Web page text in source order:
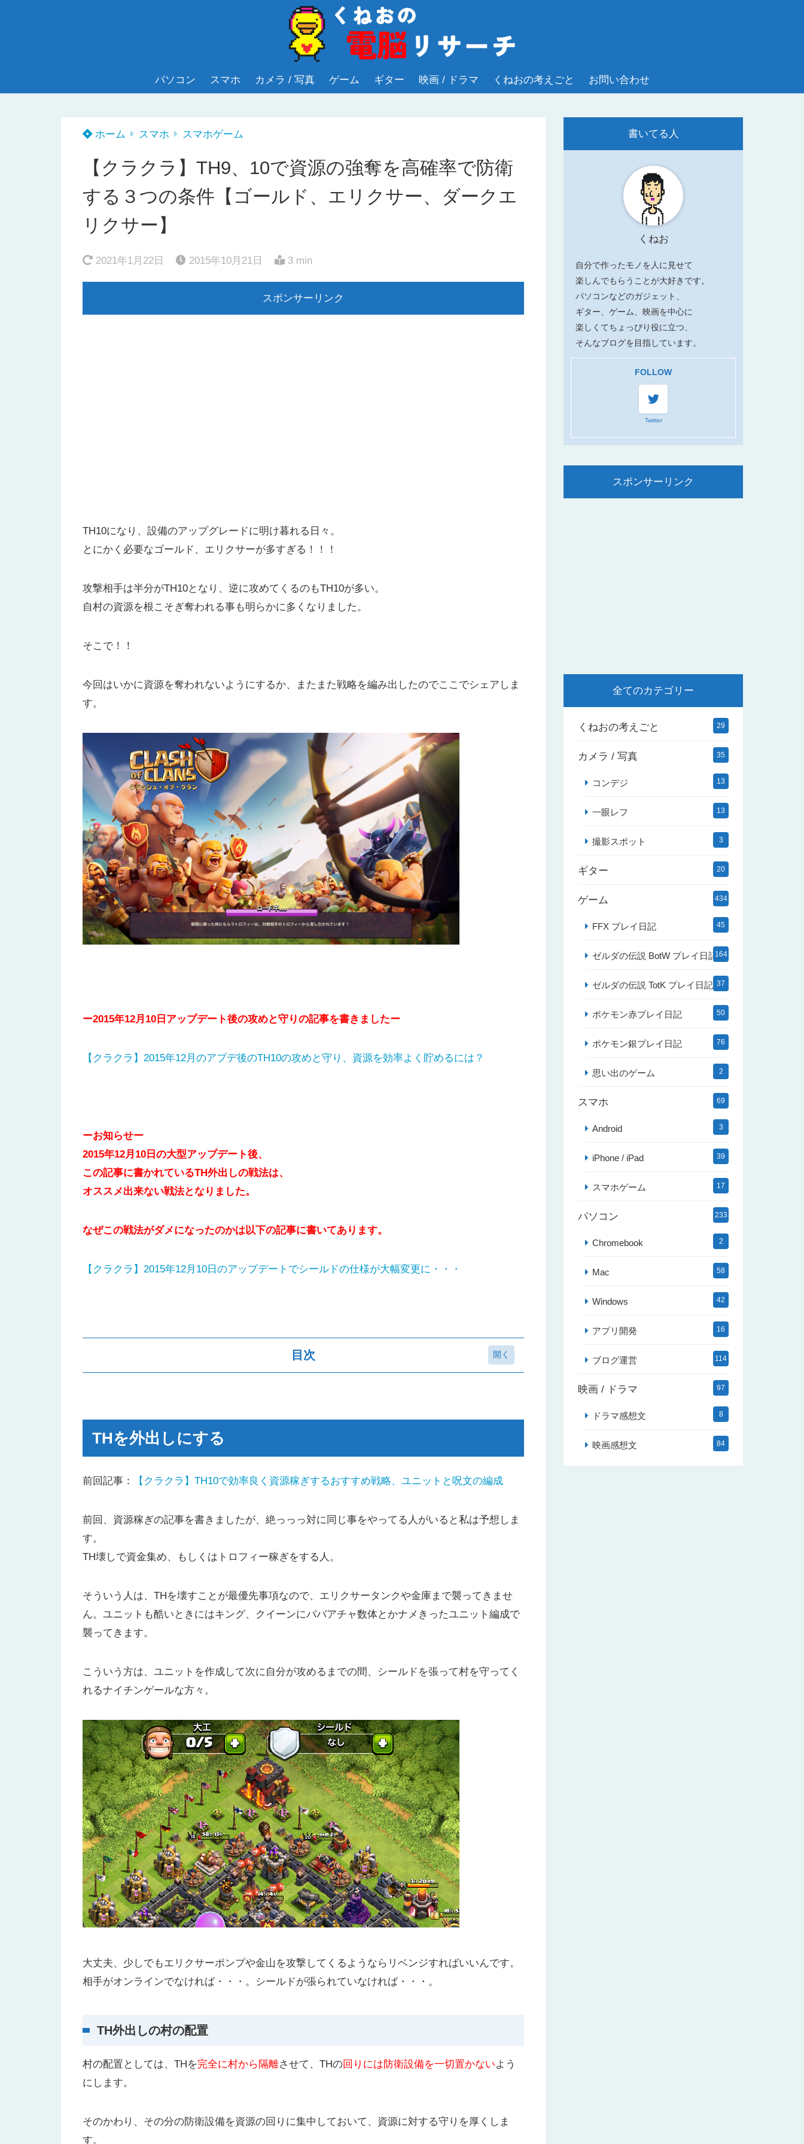
パソコン スマホ カメラ / 写真 ゲーム ギター 映画 / ドラマ くねおの考えごと お問い合わせ
ホーム スマホ スマホゲーム
【クラクラ】TH9、10で資源の強奪を高確率で防衛
する３つの条件【ゴールド、エリクサー、ダークエ
リクサー】
2021年1月22日 2015年10月21日 3 min
スポンサーリンク
TH10になり、設備のアップグレードに明け暮れる日々。
とにかく必要なゴールド、エリクサーが多すぎる！！！
攻撃相手は半分がTH10となり、逆に攻めてくるのもTH10が多い。
自村の資源を根こそぎ奪われる事も明らかに多くなりました。
そこで！！
今回はいかに資源を奪われないようにするか、またまた戦略を編み出したのでここでシェアしま
す。
ー2015年12月10日アップデート後の攻めと守りの記事を書きましたー
【クラクラ】2015年12月のアプデ後のTH10の攻めと守り、資源を効率よく貯めるには？
ーお知らせー
2015年12月10日の大型アップデート後、
この記事に書かれているTH外出しの戦法は、
オススメ出来ない戦法となりました。
なぜこの戦法がダメになったのかは以下の記事に書いてあります。
【クラクラ】2015年12月10日のアップデートでシールドの仕様が大幅変更に・・・
目次
クリスタルリーグⅡよりも上のリーグに行かない
資源の一つは空の状態にしておく
実践してみた結果
THを外出しにする
前回記事： 【クラクラ】TH10で効率良く資源稼ぎするおすすめ戦略、ユニットと呪文の編成
前回、資源稼ぎの記事を書きましたが、絶っっっ対に同じ事をやってる人がいると私は予想しま
す。
TH壊しで資金集め、もしくはトロフィー稼ぎをする人。
そういう人は、THを壊すことが最優先事項なので、エリクサータンクや金庫まで襲ってきませ
ん。ユニットも酷いときにはキング、クイーンにババアチャ数体とかナメきったユニット編成で
襲ってきます。
こういう方は、ユニットを作成して次に自分が攻めるまでの間、シールドを張って村を守ってく
れるナイチンゲールな方々。
大丈夫、少しでもエリクサーポンプや金山を攻撃してくるようならリベンジすればいいんです。
相手がオンラインでなければ・・・。シールドが張られていなければ・・・。
TH外出しの村の配置
村の配置としては、THを完全に村から隔離させて、THの回りには防衛設備を一切置かないよう
にします。
そのかわり、その分の防衛設備を資源の回りに集中しておいて、資源に対する守りを厚くしま
す。
書いてる人
くねお
自分で作ったモノを人に見せて
楽しんでもらうことが大好きです。
パソコンなどのガジェット、
ギター、ゲーム、映画を中心に
楽しくてちょっぴり役に立つ、
そんなブログを目指しています。
FOLLOW
Twitter
スポンサーリンク
全てのカテゴリー
くねおの考えごと 29
カメラ / 写真 35
コンデジ 13
一眼レフ 13
撮影スポット 3
ギター 20
ゲーム 434
FFX プレイ日記 45
ゼルダの伝説 BotW プレイ日記164
ゼルダの伝説 TotK プレイ日記 37
ポケモン赤プレイ日記 50
ポケモン銀プレイ日記 76
思い出のゲーム 2
スマホ 69
Android 3
iPhone / iPad 39
スマホゲーム 17
パソコン 233
Chromebook 2
Mac 58
Windows 42
アプリ開発 16
ブログ運営 114
映画 / ドラマ 97
ドラマ感想文 8
映画感想文 84